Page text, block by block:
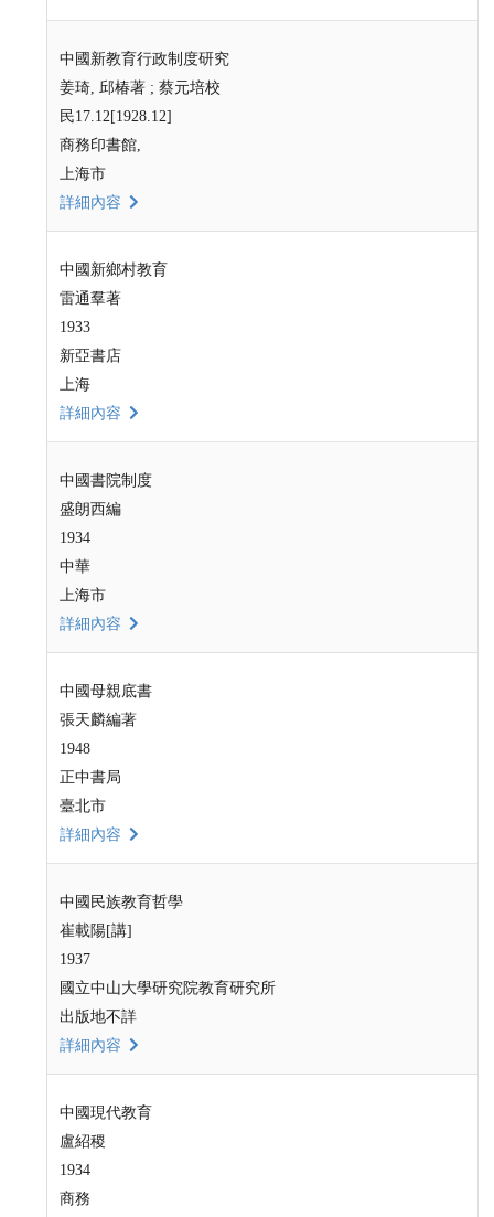
中國新教育行政制度研究
姜琦, 邱椿著 ; 蔡元培校
民17.12[1928.12]
商務印書館,
上海市
詳細內容
中國新鄉村教育
雷通羣著
1933
新亞書店
上海
詳細內容
中國書院制度
盛朗西編
1934
中華
上海市
詳細內容
中國母親底書
張天麟編著
1948
正中書局
臺北市
詳細內容
中國民族教育哲學
崔載陽[講]
1937
國立中山大學研究院教育研究所
出版地不詳
詳細內容
中國現代教育
盧紹稷
1934
商務